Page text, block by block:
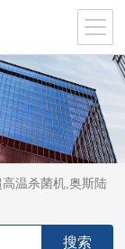
温杀菌机,奥斯陆